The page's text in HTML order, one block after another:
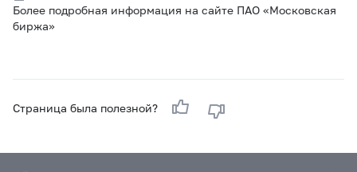
Более подробная информация на сайте ПАО «Московская
биржа»
Страница была полезной?